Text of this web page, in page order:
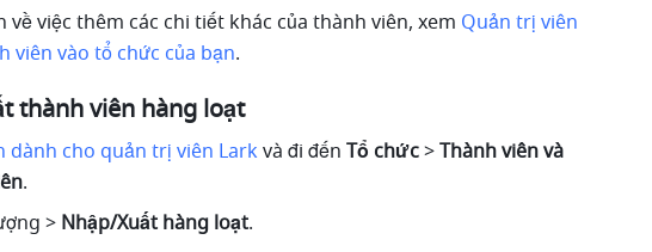
việc thêm các chi tiết khác của thành viên, xem Quản trị viên
viên vào tổ chức của bạn.
thành viên hàng loạt
dành cho quản trị viên Lark và đi đến Tổ chức > Thành viên và
.
> Nhập/Xuất hàng loạt.